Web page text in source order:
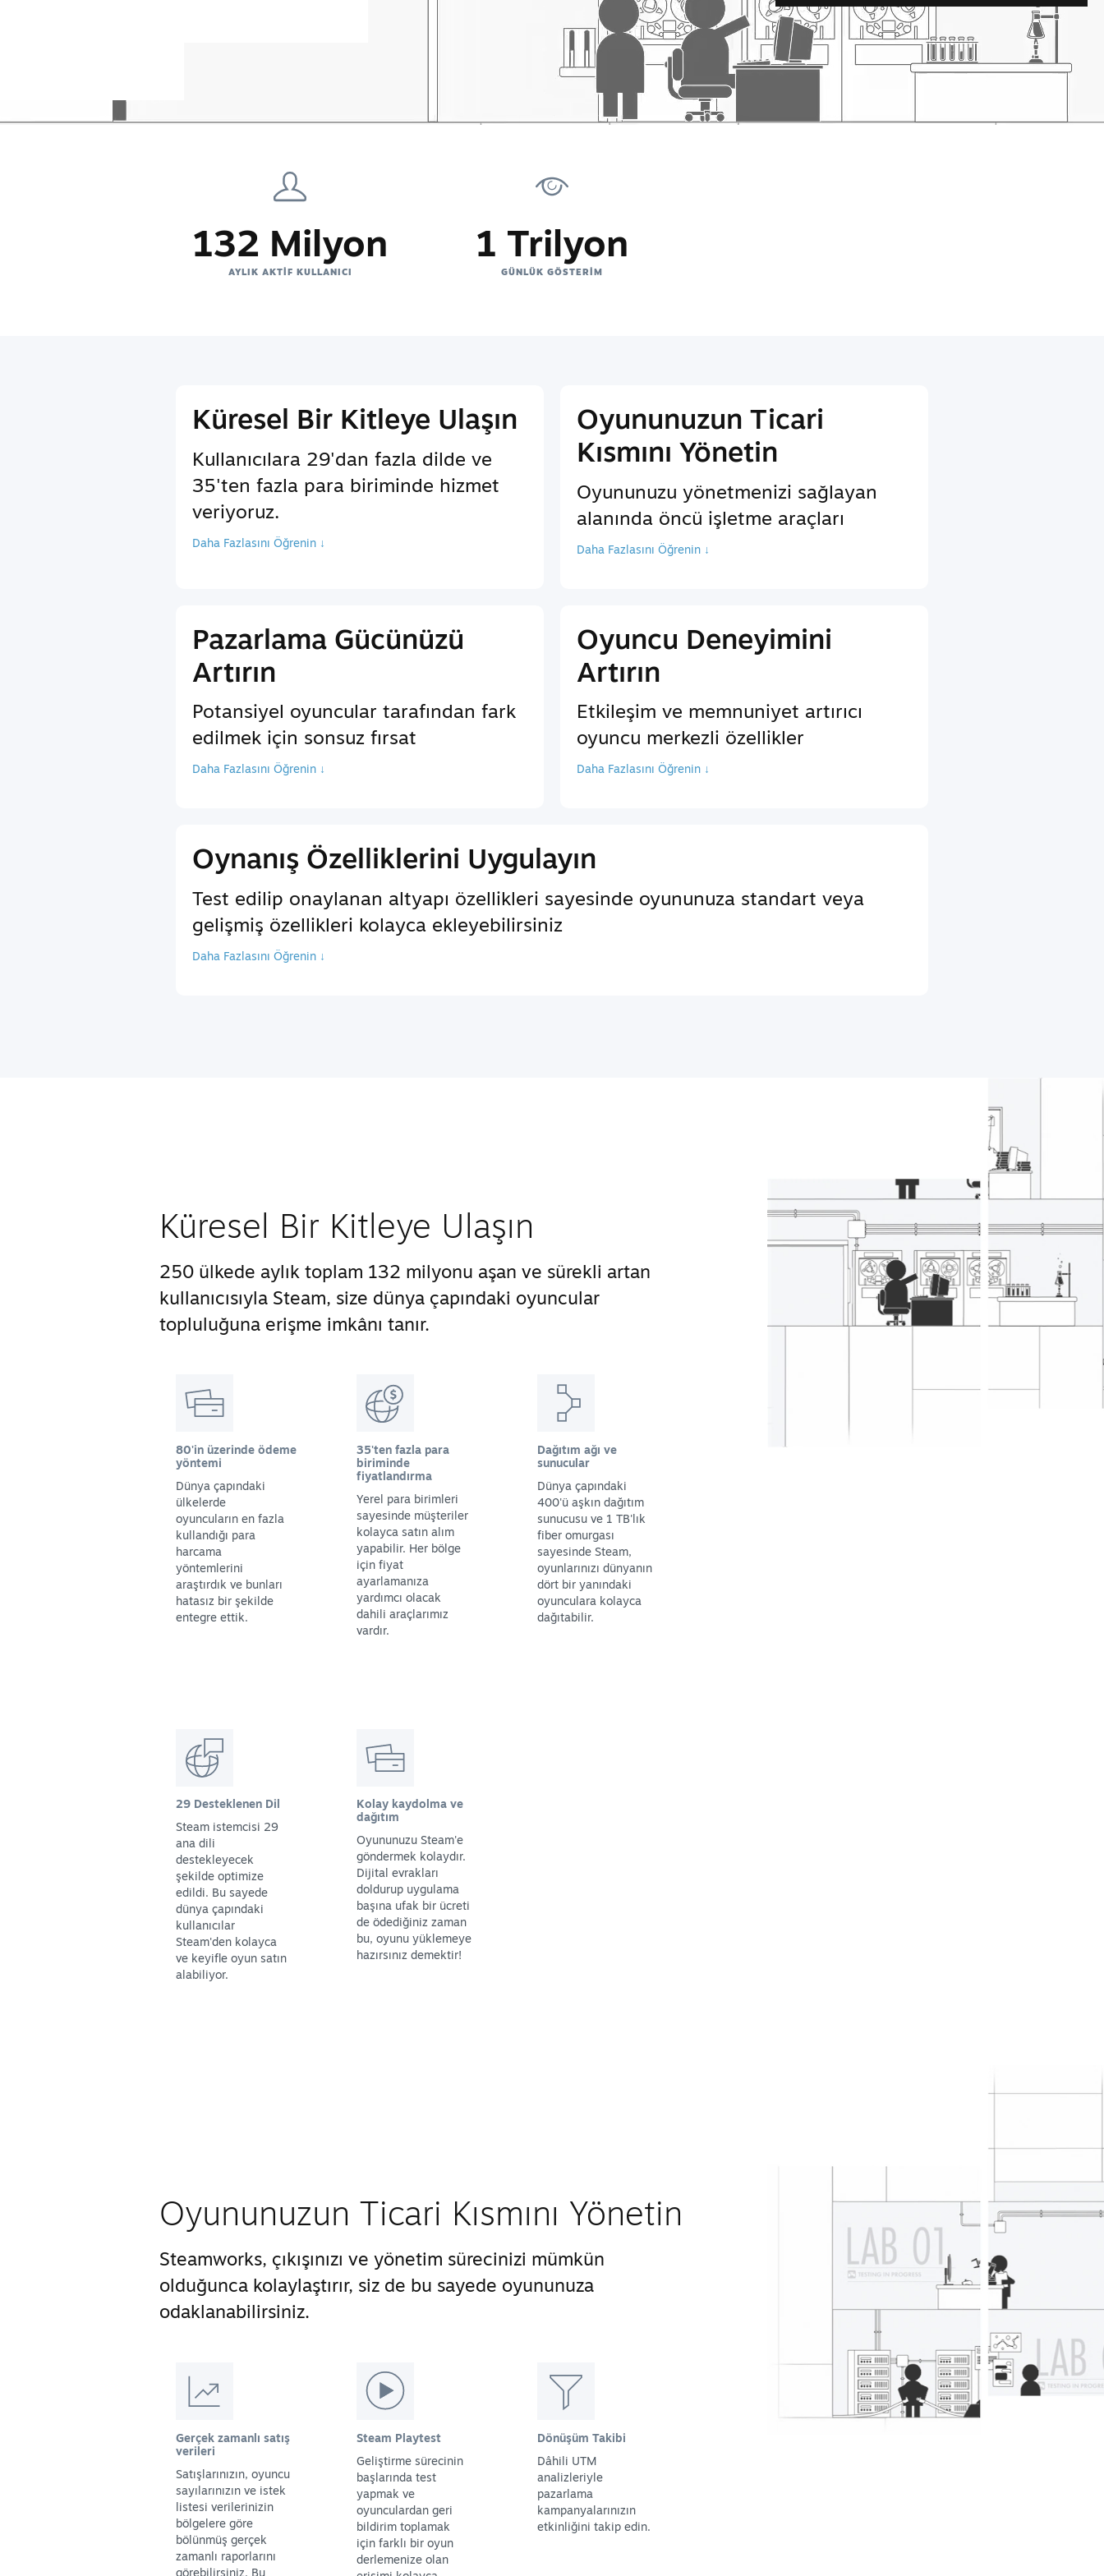
132 Milyon
AYLIK AKTIF KULLANICI
1 Trilyon
GÜNLÜK GÖSTERIM
Küresel Bir Kitleye Ulaşın
Kullanıcılara 29'dan fazla dilde ve
35'ten fazla para biriminde hizmet
veriyoruz.
Daha Fazlasını Öğrenin ↓
Oyununuzun Ticari
Kısmını Yönetin
Oyununuzu yönetmenizi sağlayan
alanında öncü işletme araçları
Daha Fazlasını Öğrenin ↓
Pazarlama Gücünüzü
Artırın
Potansiyel oyuncular tarafından fark
edilmek için sonsuz fırsat
Daha Fazlasını Öğrenin ↓
Oyuncu Deneyimini
Artırın
Etkileşim ve memnuniyet artırıcı
oyuncu merkezli özellikler
Daha Fazlasını Öğrenin ↓
Oynanış Özelliklerini Uygulayın
Test edilip onaylanan altyapı özellikleri sayesinde oyununuza standart veya
gelişmiş özellikleri kolayca ekleyebilirsiniz
Daha Fazlasını Öğrenin ↓
Küresel Bir Kitleye Ulaşın
250 ülkede aylık toplam 132 milyonu aşan ve sürekli artan
kullanıcısıyla Steam, size dünya çapındaki oyuncular
topluluğuna erişme imkânı tanır.
80'in üzerinde ödeme
yöntemi
Dünya çapındaki
ülkelerde
oyuncuların en fazla
kullandığı para
harcama
yöntemlerini
araştırdık ve bunları
hatasız bir şekilde
entegre ettik.
35'ten fazla para
biriminde
fiyatlandırma
Yerel para birimleri
sayesinde müşteriler
kolayca satın alım
yapabilir. Her bölge
için fiyat
ayarlamanıza
yardımcı olacak
dahili araçlarımız
vardır.
Dağıtım ağı ve
sunucular
Dünya çapındaki
400'ü aşkın dağıtım
sunucusu ve 1 TB'lık
fiber omurgası
sayesinde Steam,
oyunlarınızı dünyanın
dört bir yanındaki
oyunculara kolayca
dağıtabilir.
29 Desteklenen Dil
Steam istemcisi 29
ana dili
destekleyecek
şekilde optimize
edildi. Bu sayede
dünya çapındaki
kullanıcılar
Steam'den kolayca
ve keyifle oyun satın
alabiliyor.
Kolay kaydolma ve
dağıtım
Oyununuzu Steam'e
göndermek kolaydır.
Dijital evrakları
doldurup uygulama
başına ufak bir ücreti
de ödediğiniz zaman
bu, oyunu yüklemeye
hazırsınız demektir!
Oyununuzun Ticari Kısmını Yönetin
Steamworks, çıkışınızı ve yönetim sürecinizi mümkün
olduğunca kolaylaştırır, siz de bu sayede oyununuza
odaklanabilirsiniz.
Gerçek zamanlı satış
verileri
Satışlarınızın, oyuncu
sayılarınızın ve istek
listesi verilerinizin
bölgelere göre
bölünmüş gerçek
zamanlı raporlarını
görebilirsiniz. Bu
Steam Playtest
Geliştirme sürecinin
başlarında test
yapmak ve
oyunculardan geri
bildirim toplamak
için farklı bir oyun
derlemenize olan
Dönüşüm Takibi
Dâhili UTM
analizleriyle
pazarlama
kampanyalarınızın
etkinliğini takip edin.